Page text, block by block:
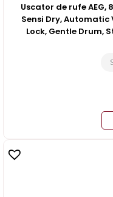
Uscator de rufe AEG,
Sensi Dry,
Lock, Gentle Drum,